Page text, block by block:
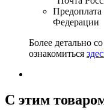
Федерации
Более детально
ознакомиться
C этим